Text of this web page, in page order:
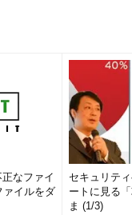
なファイ
ァイルをダ
セキュリテ
ートに見る
ま (1/3)